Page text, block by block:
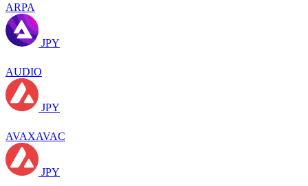
ARPA
JPY
AUDIO
JPY
AVAXAVAC
JPY